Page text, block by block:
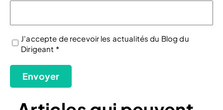
(Nécessaire)
J'accepte de recevoir les actualités du Blog du
Dirigeant *
Envoyer